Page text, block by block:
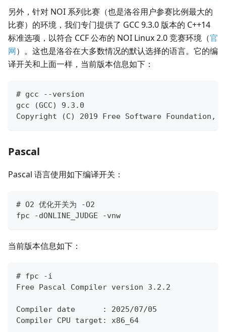
另外，针对 NOI 系列比赛（也是洛谷用户参赛比例最大的
比赛）的环境，我们专门提供了 GCC 9.3.0 版本的 C++14
标准选项，以符合 CCF 公布的 NOI Linux 2.0 竞赛环境（官
网）。这也是洛谷在大多数情况的默认选择的语言。它的编
译开关和上面一样，当前版本信息如下：
# gcc --version
gcc (GCC) 9.3.0
Copyright (C) 2019 Free Software Foundation,
Pascal
Pascal 语言使用如下编译开关：
# O2 优化开关为 -O2
fpc -dONLINE_JUDGE -vnw
当前版本信息如下：
# fpc -i
Free Pascal Compiler version 3.2.2
Compiler date      : 2025/07/05
Compiler CPU target: x86_64